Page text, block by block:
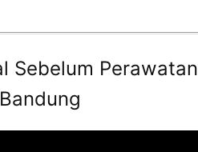
Sebelum Perawatan